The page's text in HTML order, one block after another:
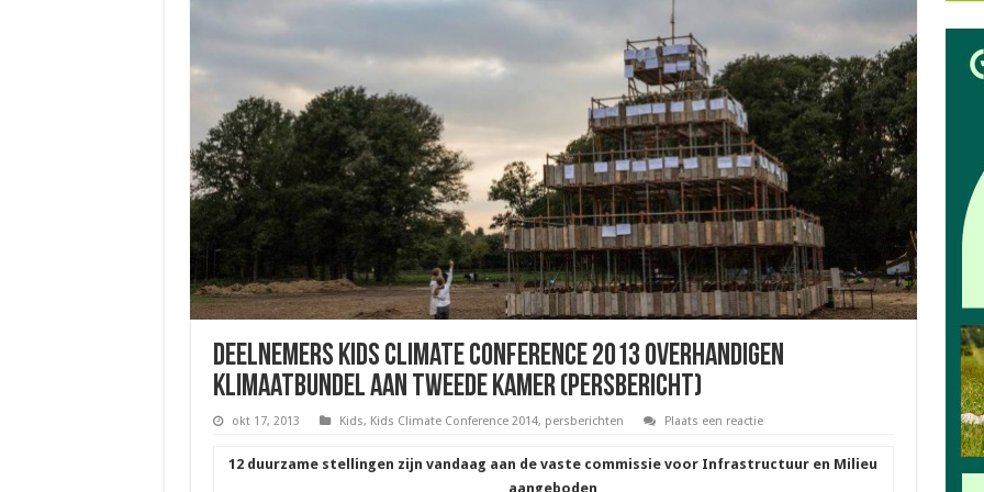
Deelnemers Kids Climate Conference 2013 overhandigen
Klimaatbundel aan Tweede Kamer (Persbericht)
okt 17, 2013 Kids, Kids Climate Conference 2014, persberichten Plaats een reactie
12 duurzame stellingen zijn vandaag aan de vaste commissie voor Infrastructuur en Milieu
aangeboden